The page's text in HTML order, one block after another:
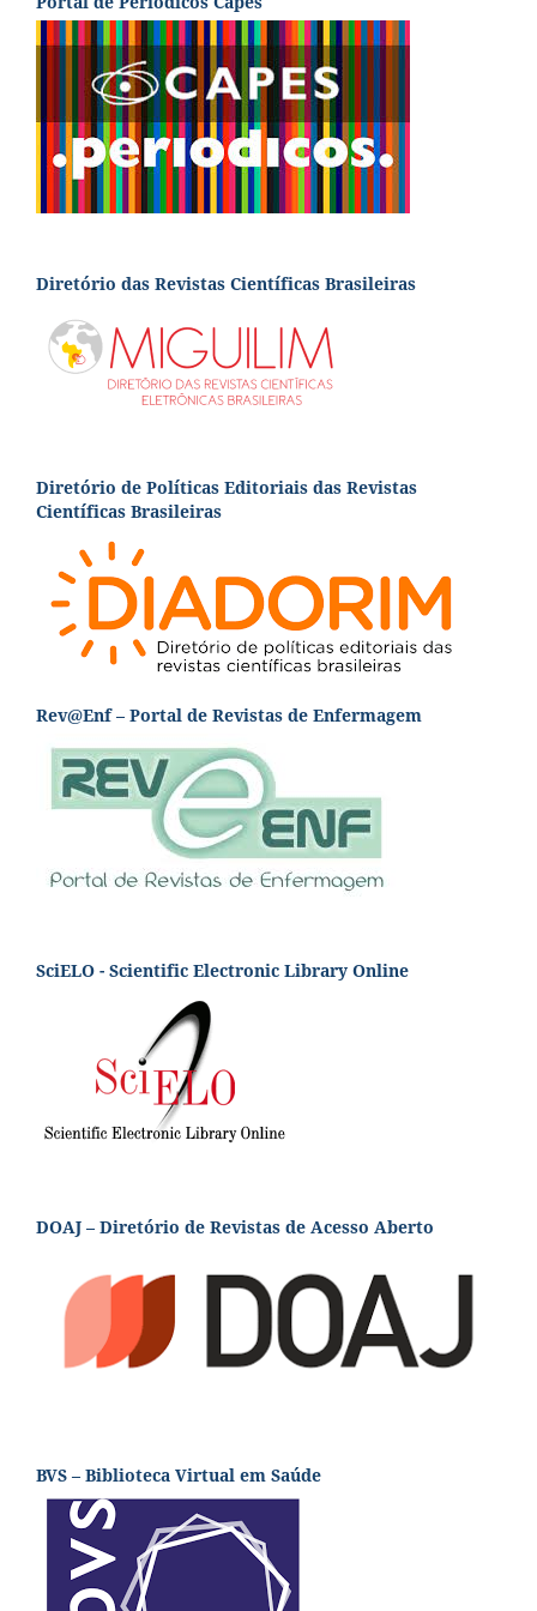
Diretório das Revistas Científicas Brasileiras
Diretório de Políticas Editoriais das Revistas
Científicas Brasileiras
Rev@Enf – Portal de Revistas de Enfermagem
SciELO - Scientific Electronic Library Online
DOAJ – Diretório de Revistas de Acesso Aberto
BVS – Biblioteca Virtual em Saúde